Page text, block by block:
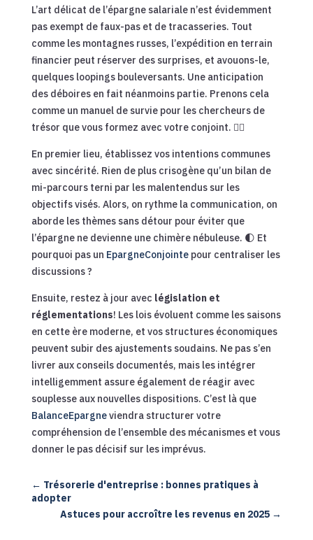
L’art délicat de l’épargne salariale n’est évidemment
pas exempt de faux-pas et de tracasseries. Tout
comme les montagnes russes, l’expédition en terrain
financier peut réserver des surprises, et avouons-le,
quelques loopings bouleversants. Une anticipation
des déboires en fait néanmoins partie. Prenons cela
comme un manuel de survie pour les chercheurs de
trésor que vous formez avec votre conjoint. 🏴‍☠️
En premier lieu, établissez vos intentions communes
avec sincérité. Rien de plus crisogène qu’un bilan de
mi-parcours terni par les malentendus sur les
objectifs visés. Alors, on rythme la communication, on
aborde les thèmes sans détour pour éviter que
l’épargne ne devienne une chimère nébuleuse. 🌓 Et
pourquoi pas un EpargneConjointepour centraliser les
discussions ?
Ensuite, restez à jour avec législation et
réglementations! Les lois évoluent comme les saisons
en cette ère moderne, et vos structures économiques
peuvent subir des ajustements soudains. Ne pas s’en
livrer aux conseils documentés, mais les intégrer
intelligemment assure également de réagir avec
souplesse aux nouvelles dispositions. C’est là que
BalanceEpargneviendra structurer votre
compréhension de l’ensemble des mécanismes et vous
donner le pas décisif sur les imprévus.
← Trésorerie d'entreprise : bonnes pratiques à
adopter
Astuces pour accroître les revenus en 2025 →